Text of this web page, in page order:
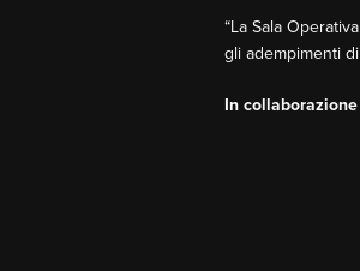
“La Sala
gli adempimenti
In collaborazione